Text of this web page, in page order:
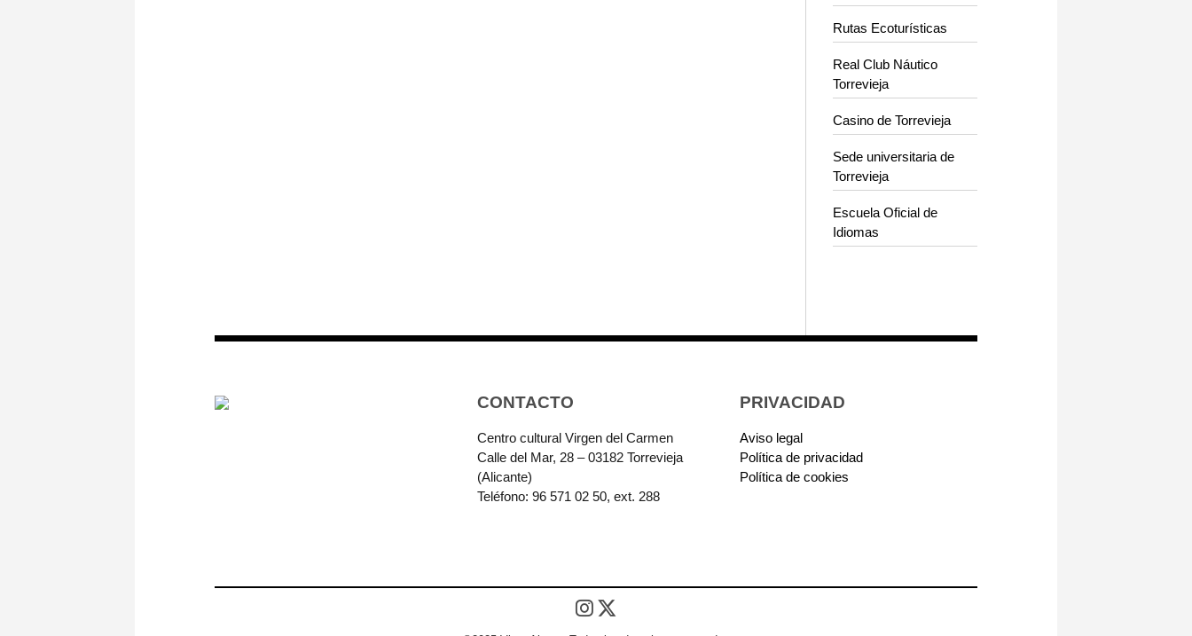
Rutas Ecoturísticas
Real Club Náutico
Torrevieja
Casino de Torrevieja
Sede universitaria de
Torrevieja
Escuela Oficial de
Idiomas
CONTACTO
Centro cultural Virgen del Carmen
Calle del Mar, 28 – 03182 Torrevieja
(Alicante)
Teléfono: 96 571 02 50, ext. 288
PRIVACIDAD
Aviso legal
Política de privacidad
Política de cookies